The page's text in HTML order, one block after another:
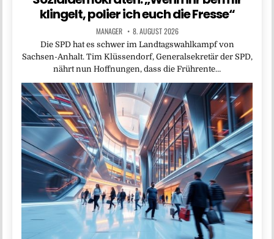
klingelt, polier ich euch die Fresse“
MANAGER 8. AUGUST 2026
Die SPD hat es schwer im Landtagswahlkampf von
Sachsen-Anhalt. Tim Klüssendorf, Generalsekretär der SPD,
nährt nun Hoffnungen, dass die Frührente…